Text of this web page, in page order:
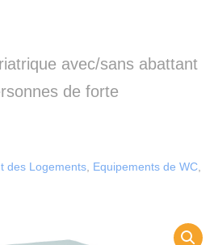
avec/sans abattant
de forte
des Logements Equipements de WC